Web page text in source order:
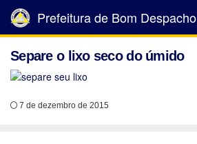
Prefeitura de Bom Despacho
Separe o lixo seco do úmido
7 de dezembro de 2015